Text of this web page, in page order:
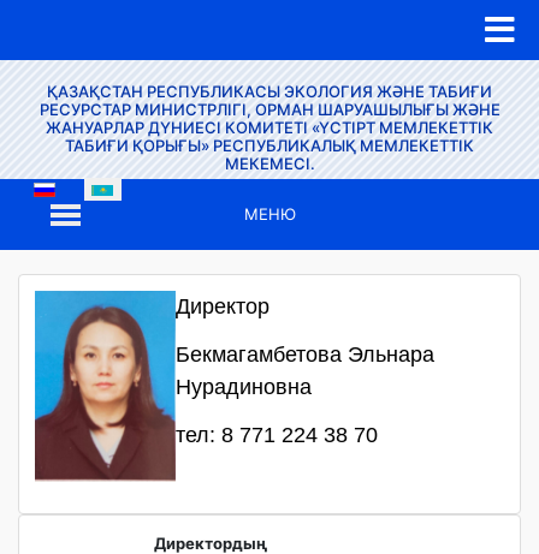
ҚАЗАҚСТАН РЕСПУБЛИКАСЫ ЭКОЛОГИЯ ЖӘНЕ ТАБИҒИ
РЕСУРСТАР МИНИСТРЛІГІ, ОРМАН ШАРУАШЫЛЫҒЫ ЖӘНЕ
ЖАНУАРЛАР ДҮНИЕСІ КОМИТЕТІ «ҮСТІРТ МЕМЛЕКЕТТІК
ТАБИҒИ ҚОРЫҒЫ» РЕСПУБЛИКАЛЫҚ МЕМЛЕКЕТТІК
МЕКЕМЕСІ.
МЕНЮ
Директор
Бекмагамбетова Эльнара
Нурадиновна
тел: 8 771 224 38 70
Директордың